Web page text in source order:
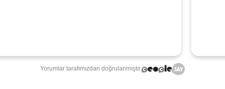
Yorumlar tarafımızdan doğrulanmıştır.